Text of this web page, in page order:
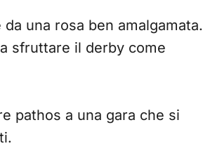
una rosa ben amalgamata.
sfruttare il derby come
pathos a una gara che si